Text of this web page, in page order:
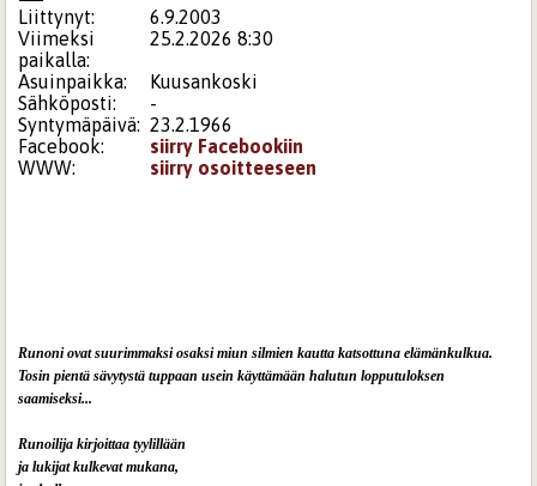
Liittynyt:
6.9.2003
Viimeksi
paikalla:
25.2.2026 8:30
Asuinpaikka:
Kuusankoski
Sähköposti:
-
Syntymäpäivä: 23.2.1966
Facebook:
siirry Facebookiin
WWW:
siirry osoitteeseen
Runoni ovat suurimmaksi osaksi miun silmien kautta katsottuna elämänkulkua.
Tosin pientä sävytystä tuppaan usein käyttämään halutun lopputuloksen
saamiseksi...
Runoilija kirjoittaa tyylillään
ja lukijat kulkevat mukana,